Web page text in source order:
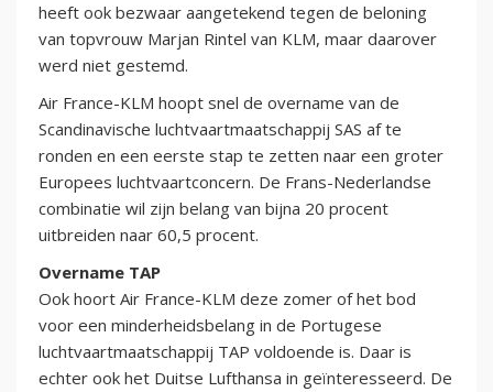
heeft ook bezwaar aangetekend tegen de beloning
van topvrouw Marjan Rintel van KLM, maar daarover
werd niet gestemd.
Air France-KLM hoopt snel de overname van de
Scandinavische luchtvaartmaatschappij SAS af te
ronden en een eerste stap te zetten naar een groter
Europees luchtvaartconcern. De Frans-Nederlandse
combinatie wil zijn belang van bijna 20 procent
uitbreiden naar 60,5 procent.
Overname TAP
Ook hoort Air France-KLM deze zomer of het bod
voor een minderheidsbelang in de Portugese
luchtvaartmaatschappij TAP voldoende is. Daar is
echter ook het Duitse Lufthansa in geïnteresseerd. De